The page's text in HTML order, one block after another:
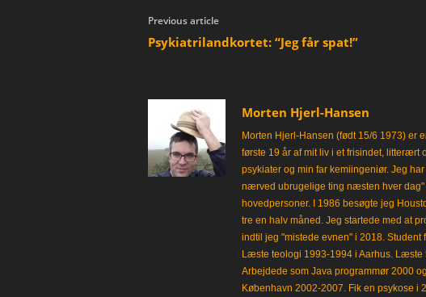
Previous article
Psykiatrilandkortet: “Jeg får spat!”
Morten Hjerl-Hansen
Morten Hjerl-Hansen (født 15/6 1973) er
første 19 år af mit liv i et frisindet,
psykiater og min far kemiingeniør. Jeg
nærved ubrugelige ting næsten hver dag"
hovedpersoner. I 1986 besøgte jeg
tre en halv måned. Jeg startede med at
indtil jeg "mistede evnen" i 2018.
Læste teologi 1993-1994 i Aarhus.
Arbejdede som Java programmør 2000
København 2002-2007. Fik en psykose i